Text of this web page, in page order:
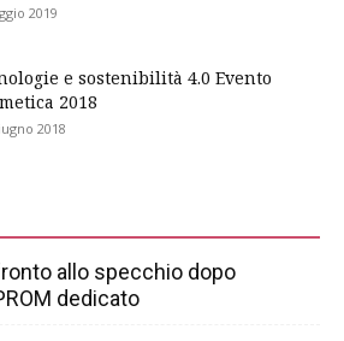
2019
e sostenibilità 4.0 Evento
2018
2018
allo specchio dopo
dedicato